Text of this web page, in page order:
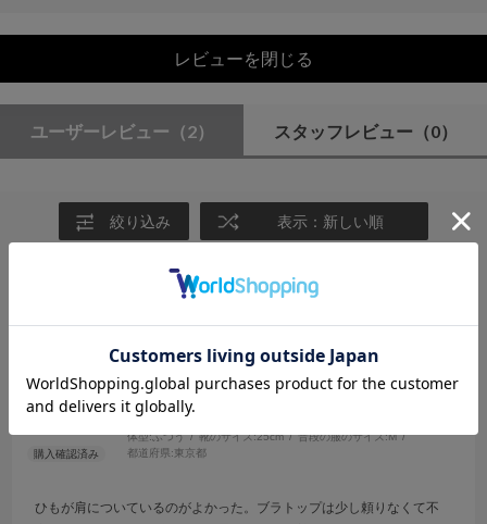
レビューを閉じる
ユーザーレビュー （2） スタッフレビュー （0）
絞り込み 表示：新しい順
な
年代:
体型:ふつう 靴のサイズ:25cm 普段の服のサイズ:M
都道府県:東京都
ひもが肩についているのがよかった。ブラトップは少し頼りなくて不